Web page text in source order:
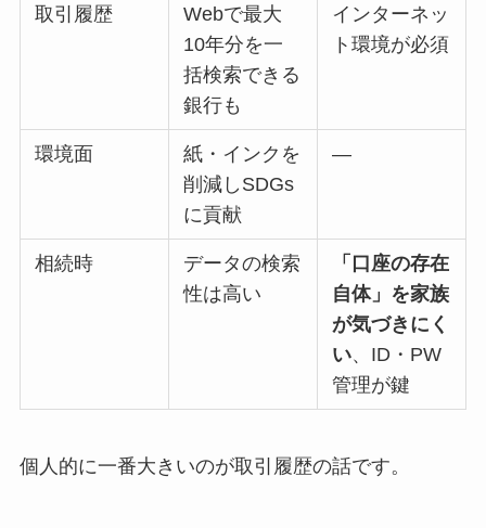
取引履歴
Webで最大
10年分を一
括検索できる
銀行も
インターネッ
ト環境が必須
環境面
紙・インクを
削減しSDGs
に貢献
―
相続時
データの検索
性は高い
「口座の存在
自体」を家族
が気づきにく
い、ID・PW
管理が鍵
個人的に一番大きいのが取引履歴の話です。